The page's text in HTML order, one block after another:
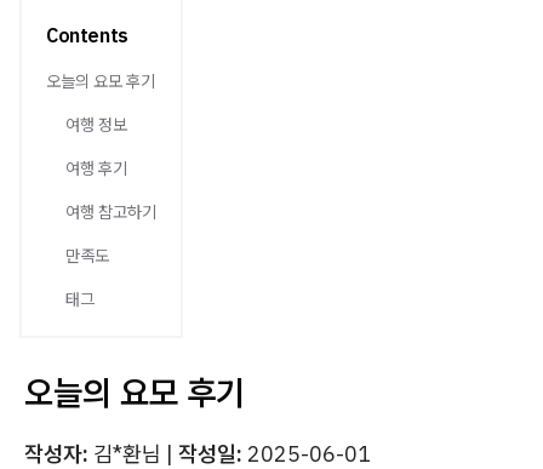
Contents
오늘의 요모 후기
여행 정보
여행 후기
여행 참고하기
만족도
태그
오늘의 요모 후기
작성자: 김*환님 | 작성일: 2025-06-01